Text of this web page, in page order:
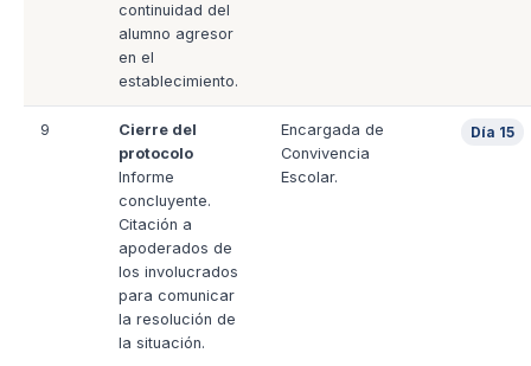
continuidad del
alumno agresor
en el
establecimiento.
9
Cierre del
protocolo
Informe
concluyente.
Citación a
apoderados de
los involucrados
para comunicar
la resolución de
la situación.
Encargada de
Convivencia
Escolar.
Día 15